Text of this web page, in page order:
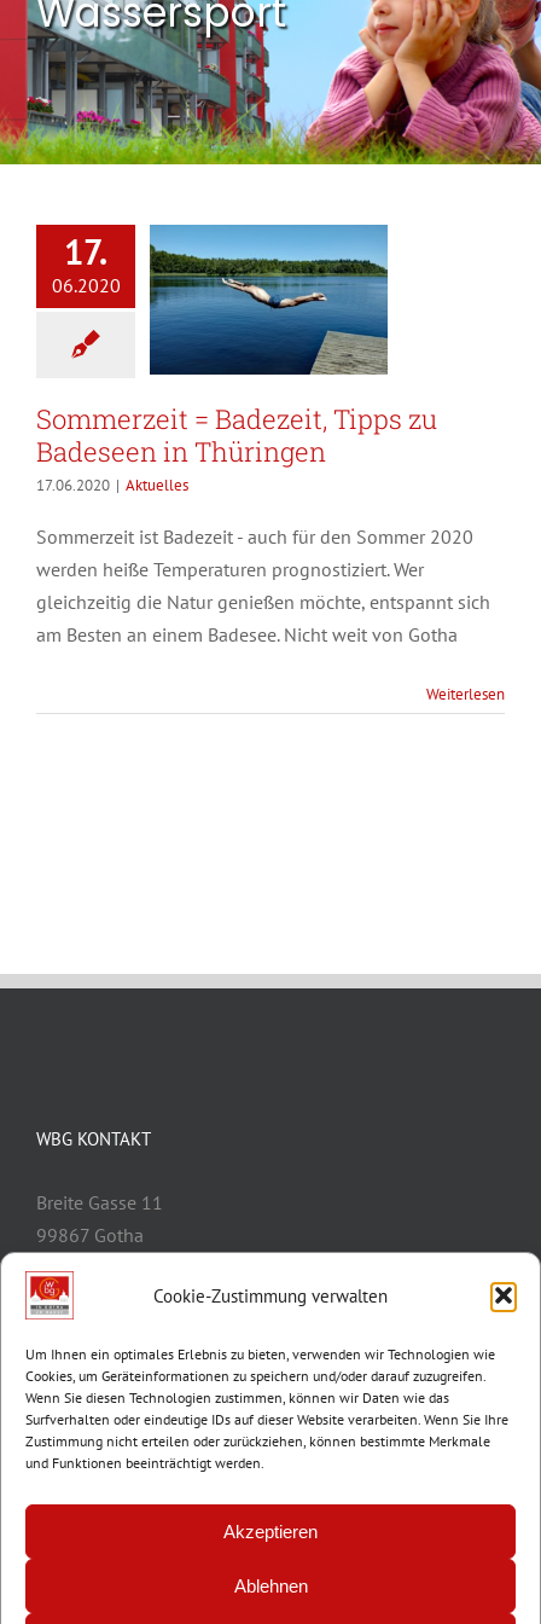
Cookie-Zustimmung verwalten
Um Ihnen ein optimales Erlebnis zu bieten, verwenden wir Technologien wie
Cookies, um Geräteinformationen zu speichern und/oder darauf zuzugreifen.
Wenn Sie diesen Technologien zustimmen, können wir Daten wie das
Surfverhalten oder eindeutige IDs auf dieser Website verarbeiten. Wenn Sie Ihre
Zustimmung nicht erteilen oder zurückziehen, können bestimmte Merkmale
und Funktionen beeinträchtigt werden.
Akzeptieren
Ablehnen
Wassersport
17.
06.2020
Sommerzeit = Badezeit, Tipps zu
Badeseen in Thüringen
17.06.2020 | Aktuelles
Sommerzeit ist Badezeit - auch für den Sommer 2020
werden heiße Temperaturen prognostiziert. Wer
gleichzeitig die Natur genießen möchte, entspannt sich
am Besten an einem Badesee. Nicht weit von Gotha
Weiterlesen
WBG KONTAKT
Breite Gasse 11
99867 Gotha
Telefon:
E-Mail:
info@wbg-gotha.de